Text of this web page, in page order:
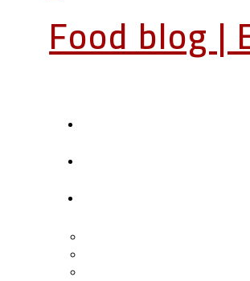
Food blog |